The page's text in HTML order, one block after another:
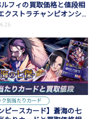
ルフィの買取価格と値段相
クストラチャンピオンシ
スト32】
ク別当たりカード
ピースカード】蒼海の七